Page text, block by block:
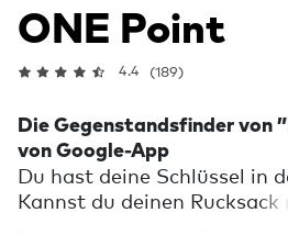
ONE Point
4.4 (189)
Die Gegenstandsfinder von
von Google-App
Du hast deine Schlüssel in
Kannst du deinen